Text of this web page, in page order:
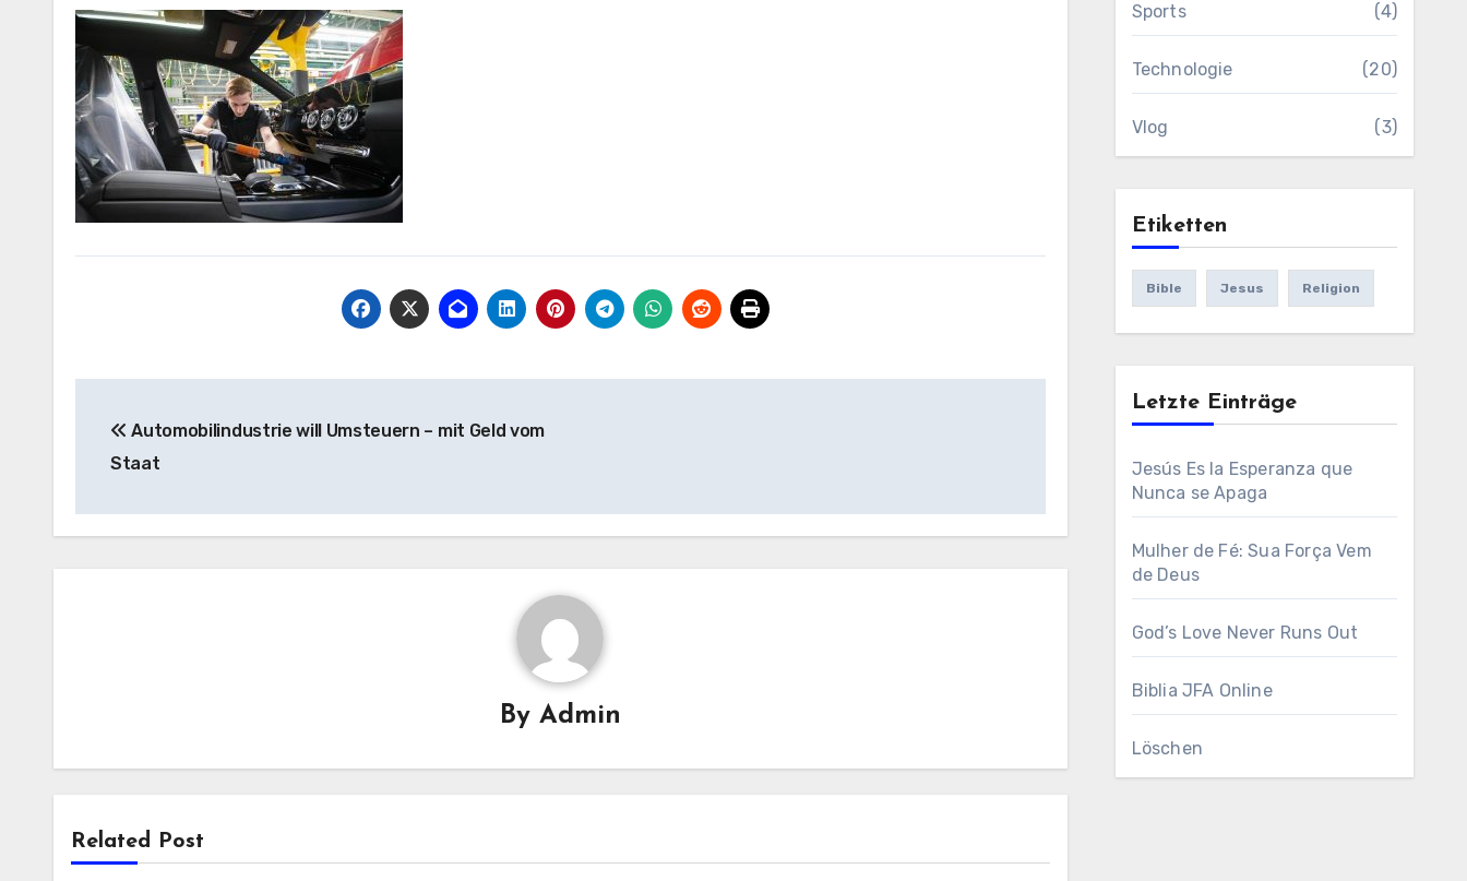
navigation
Automobilindustrie will Umsteuern – mit Geld vom
Staat
By Admin
Related Post
Sports (4)
Technologie (20)
Vlog (3)
Etiketten
Bible Jesus Religion
Letzte Einträge
Jesús Es la Esperanza que
Nunca se Apaga
Mulher de Fé: Sua Força Vem
de Deus
God’s Love Never Runs Out
Biblia JFA Online
Löschen